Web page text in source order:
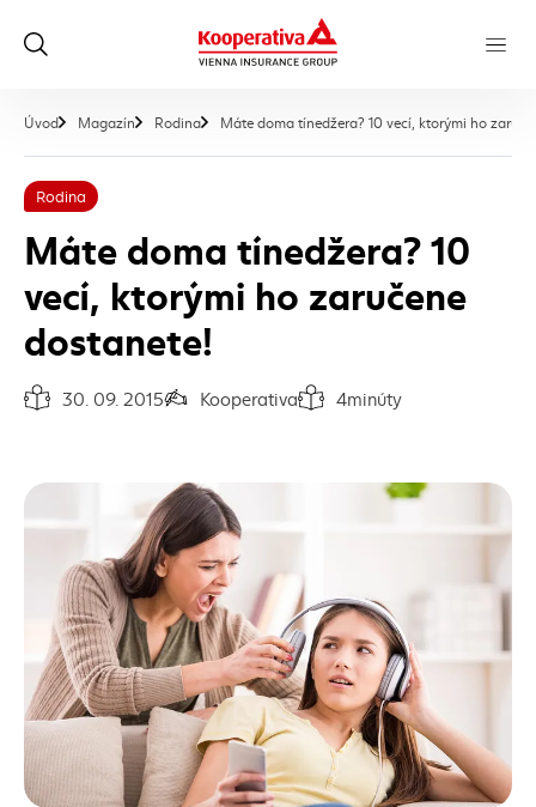
Úvod Magazín Rodina Máte doma tínedžera? 10 vecí, ktorými ho
Rodina
Máte doma tínedžera? 10
vecí, ktorými ho zaručene
dostanete!
Dátum vydania článku:
30. 09. 2015Autor článku:
KooperativaČas na prečítanie článku:
4minúty